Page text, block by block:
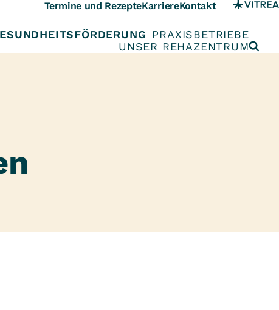
Termine und RezepteKarriereKontakt
PRAXISBETRIEBE
UNSER REHAZENTRUM